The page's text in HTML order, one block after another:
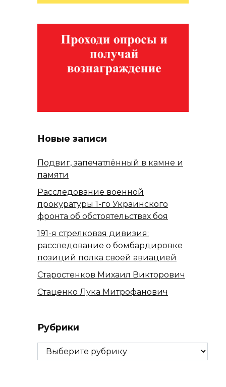
Новые записи
Подвиг, запечатлённый в камне и
памяти
Расследование военной
прокуратуры 1-го Украинского
фронта об обстоятельствах боя
191-я стрелковая дивизия:
расследование о бомбардировке
позиций полка своей авиацией
Старостенков Михаил Викторович
Стаценко Лука Митрофанович
Рубрики
Рубрики